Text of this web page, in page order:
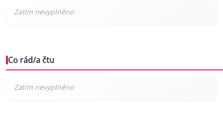
Co rád/a čtu